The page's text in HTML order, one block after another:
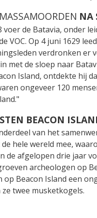
NA
voer de Batavia, onder
VOC. Op 4 juni 1629
verdronken er
met de sloep naar
Island, ontdekte hij
ongeveer 120
BEACON
van het
hele wereld mee,
de afgelopen drie jaar
archeologen op
op Beacon Island een
twee musketkogels.